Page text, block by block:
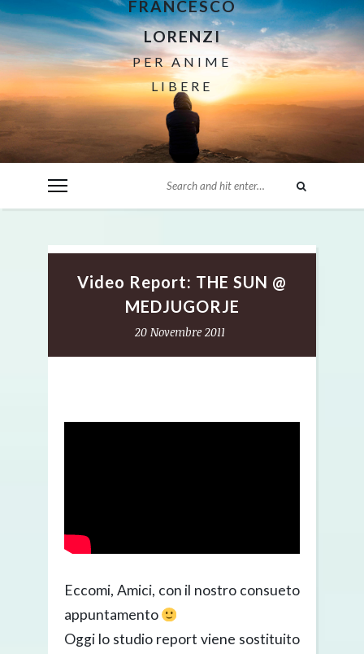
FRANCESCO
LORENZI
PER ANIME
LIBERE
Video Report: THE SUN @
MEDJUGORJE
20 Novembre 2011
Eccomi, Amici, con il nostro consueto
appuntamento
Oggi lo studio report viene sostituito